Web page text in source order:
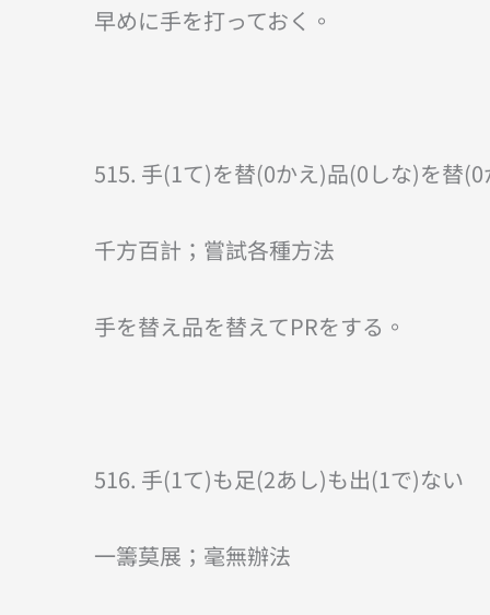
早めに手を打っておく。
515. 手(1て)を替(0かえ)品(0しな)を替(0
千方百計；嘗試各種方法
手を替え品を替えてPRをする。
516. 手(1て)も足(2あし)も出(1で)ない
一籌莫展；毫無辦法